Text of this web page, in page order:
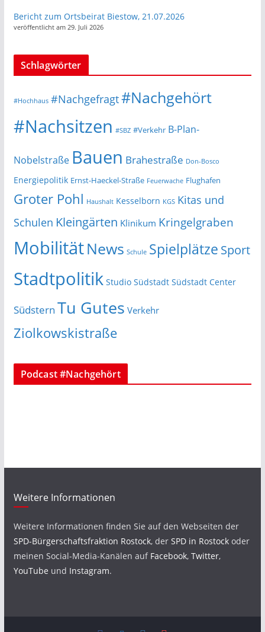
Bericht zum Ortsbeirat Biestow, 21.07.2026
veröffentlicht am 29. Juli 2026
Schlagwörter
#Hochhaus #Nachgefragt#Nachgehört
#Nachsitzen #SBZ #Verkehr B-Plan-
Nobelstraße Bauen Brahestraße Don-Bosco
Energiepolitik Ernst-Haeckel-Straße Feuerwache Flughafen
Groter Pohl Haushalt Kesselborn KGS Kitas und
Schulen Kleingärten Klinikum Kringelgraben
MobilitätNews Schule Spielplätze Sport
Stadtpolitik Studio Südstadt Südstadt Center
Südstern Tu Gutes Verkehr
Ziolkowskistraße
Podcast #Nachgehört
Weitere Informationen
Weitere Informationen finden Sie auf den Webseiten der
SPD-Bürgerschaftsfraktion Rostock, der SPD in Rostockoder
meinen Social-Media-Kanälen auf Facebook, Twitter,
YouTube und Instagram.